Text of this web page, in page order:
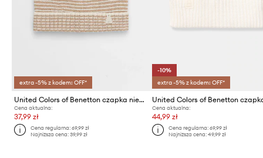
extra -5% z kodem: OFF*
United Colors of Benetton czapka niemowlęca
Cena aktualna:
37,99 zł
Cena regularna:69,99 zł
Najniższa cena:39,99 zł
-10%
extra -5% z kodem: OFF*
Cena aktualna:
44,99 zł
Cena regularna: 69,99 zł
Najniższa cena: 49,99 zł